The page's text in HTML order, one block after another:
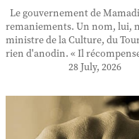
Le gouvernement de
remaniements. Un nom, lui,
ministre de la Culture, du
rien d'anodin. « Il
28 July, 2026